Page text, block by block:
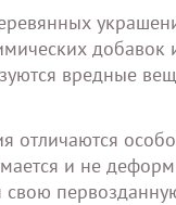
вредные
отличаются
и не
свою